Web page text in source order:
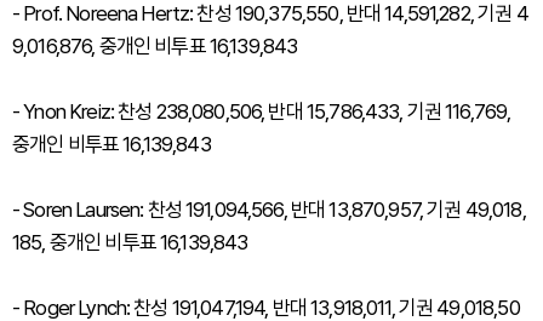
- Prof. Noreena Hertz: 찬성 190,375,550, 반대 14,591,282, 기권 4
9,016,876, 중개인 비투표 16,139,843
- Ynon Kreiz: 찬성 238,080,506, 반대 15,786,433, 기권 116,769,
중개인 비투표 16,139,843
- Soren Laursen: 찬성 191,094,566, 반대 13,870,957, 기권 49,018,
185, 중개인 비투표 16,139,843
- Roger Lynch: 찬성 191,047,194, 반대 13,918,011, 기권 49,018,50